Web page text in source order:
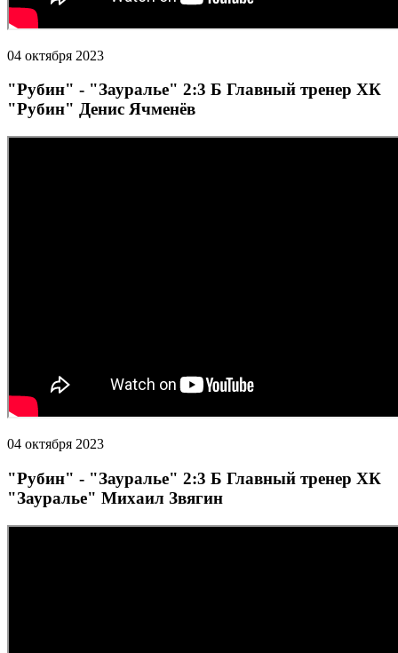
04 октября 2023
"Рубин" - "Зауралье" 2:3 Б Главный тренер ХК
"Рубин" Денис Ячменёв
04 октября 2023
"Рубин" - "Зауралье" 2:3 Б Главный тренер ХК
"Зауралье" Михаил Звягин